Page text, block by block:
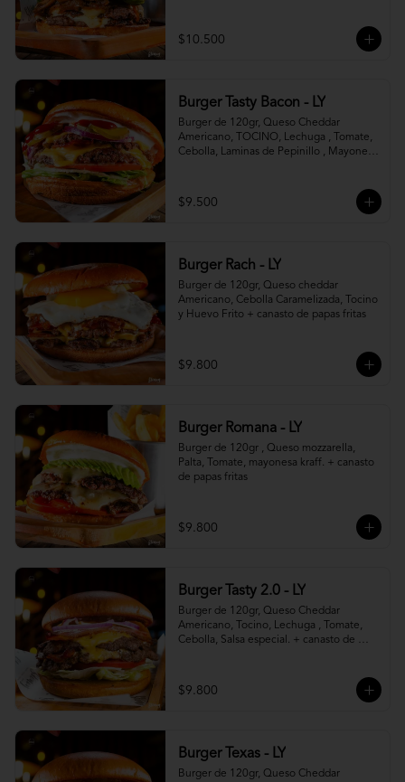
$10.500
Burger Tasty Bacon - LY
Burger de 120gr, Queso Cheddar
Americano, TOCINO, Lechuga , Tomate,
Cebolla, Laminas de Pepinillo , Mayonesa
$9.500
Burger Rach - LY
Burger de 120gr, Queso cheddar
Americano, Cebolla Caramelizada, Tocino
y Huevo Frito + canasto de papas fritas
$9.800
Burger Romana - LY
Burger de 120gr , Queso mozzarella,
Palta, Tomate, mayonesa kraff. + canasto
de papas fritas
$9.800
Burger Tasty 2.0 - LY
Burger de 120gr, Queso Cheddar
Americano, Tocino, Lechuga , Tomate,
Cebolla, Salsa especial. + canasto de
$9.800
Burger Texas - LY
Burger de 120gr, Queso Cheddar